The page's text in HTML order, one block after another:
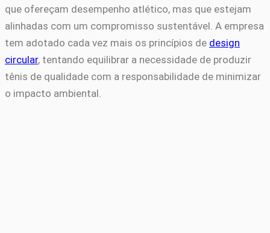
que ofereçam desempenho atlético, mas que estejam
alinhadas com um compromisso sustentável. A empresa
tem adotado cada vez mais os princípios de design
circular, tentando equilibrar a necessidade de produzir
tênis de qualidade com a responsabilidade de minimizar
o impacto ambiental.